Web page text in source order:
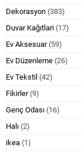
Dekorasyon (383)
Duvar Kağıtlari (17)
Ev Aksesuar(59)
Ev Düzenleme (26)
Ev Tekstil (42)
Fikirler(9)
Genç Odası (16)
Halı (2)
ikea (1)